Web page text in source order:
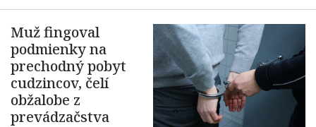
Muž fingoval
podmienky na
prechodný pobyt
cudzincov, čelí
obžalobe z
prevádzačstva